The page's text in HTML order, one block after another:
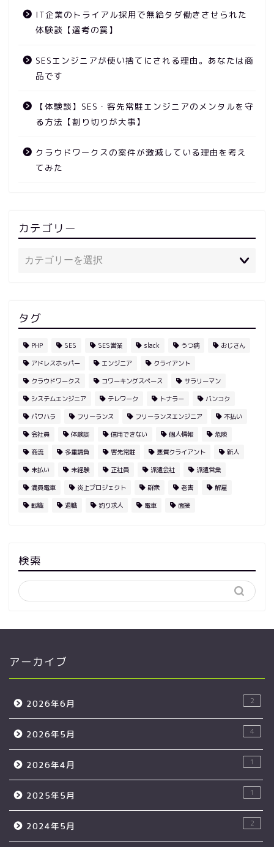
IT企業のトライアル採用で無給タダ働きさせられた
体験談【選考の罠】
SESエンジニアが使い捨てにされる理由。あなたは商
品です
【体験談】SES・客先常駐エンジニアのメンタルを守
る方法【割り切りが大事】
クラウドワークスの案件が激減している理由を考え
てみた
カテゴリー
タグ
PHP SES SES営業 slack うつ病 おじさん
アドレスホッパー エンジニア クライアント
クラウドワークス コワーキングスペース サラリーマン
システムエンジニア テレワーク トナラー バンコク
パワハラ フリーランス フリーランスエンジニア 不払い
会社員 体験談 信用できない 個人情報 危険
商流 多重請負 客先常駐 悪質クライアント 新人
未払い 未経験 正社員 派遣会社 派遣営業
満員電車 炎上プロジェクト 群衆 老害 解雇
転職 退職 釣り求人 電車 面接
検索
アーカイブ
2026年6月 2
2026年5月 4
2026年4月 1
2025年5月 1
2024年5月 2